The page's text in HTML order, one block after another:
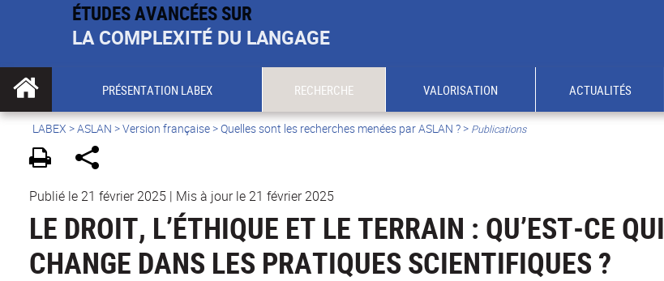
ÉTUDES AVANCÉES SUR
LA COMPLEXITÉ DU LANGAGE
PRÉSENTATION LABEX RECHERCHE VALORISATION ACTUALITÉS
LABEX >ASLAN >Version française>Quelles sont les recherches menées par ASLAN ?> Publications
Publié le 21 février 2025 | Mis à jour le 21 février 2025
LE DROIT, L’ÉTHIQUE ET LE TERRAIN : QU’EST-CE QUI
CHANGE DANS LES PRATIQUES SCIENTIFIQUES ?